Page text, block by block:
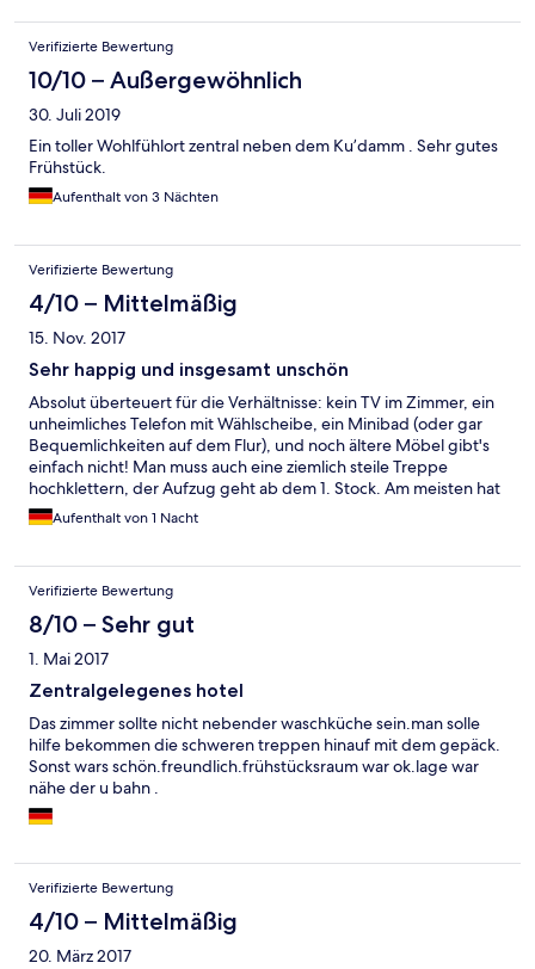
opulenten Rund-um-die-Uhr-Service - dafür eine
einigermassen authentische Reise in die Vergangenheit. Das
Fehlen von TV und Radio trägt zur Entschleunigung bei (sofern
man nicht aufs WLAN ausweicht...)
Verifizierte Bewertung
10/10 – Außergewöhnlich
30. Juli 2019
Ein toller Wohlfühlort zentral neben dem Ku’damm . Sehr gutes
Frühstück.
Aufenthalt von 3 Nächten
Verifizierte Bewertung
4/10 – Mittelmäßig
15. Nov. 2017
Sehr happig und insgesamt unschön
Absolut überteuert für die Verhältnisse: kein TV im Zimmer, ein
unheimliches Telefon mit Wählscheibe, ein Minibad (oder gar
Bequemlichkeiten auf dem Flur), und noch ältere Möbel gibt's
einfach nicht! Man muss auch eine ziemlich steile Treppe
hochklettern, der Aufzug geht ab dem 1. Stock. Am meisten hat
mich das Frühstück gestört: wie unzureichend das Angebot war
und wie spät es los ging: erst ab 7:30 h. Wenn man früh Termine
sauber, aber alles nicht auf dem heutigen Standart. Wenn es
sehr günstig wäre, könnte man es sich überlegen, sonst geht es
nun mal gar nicht! Das einzige: die Lage ist wirklich gut.
Aufenthalt von 1 Nacht
Verifizierte Bewertung
8/10 – Sehr gut
1. Mai 2017
Zentralgelegenes hotel
Das zimmer sollte nicht nebender waschküche sein.man solle
hilfe bekommen die schweren treppen hinauf mit dem gepäck.
Sonst wars schön.freundlich.frühstücksraum war ok.lage war
nähe der u bahn .
Verifizierte Bewertung
4/10 – Mittelmäßig
20. März 2017